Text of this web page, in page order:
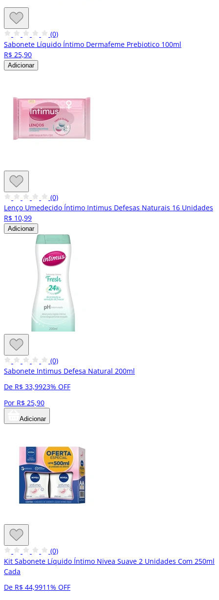
(0)
Sabonete Líquido Íntimo Dermafeme Prebiotico 100ml
R$ 25,90
Adicionar
(0)
Lenço Umedecido Íntimo Intimus Defesas Naturais 16 Unidades
R$ 10,99
Adicionar
(0)
Sabonete Intimus Defesa Natural 200ml
De R$ 33,9923% OFF
Por R$ 25,90
Adicionar
(0)
Kit Sabonete Líquido Íntimo Nivea Suave 2 Unidades Com 250ml
Cada
De R$ 44,9911% OFF